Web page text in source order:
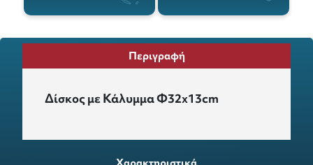
Περιγραφή
Δίσκος με Κάλυμμα Φ32x13cm